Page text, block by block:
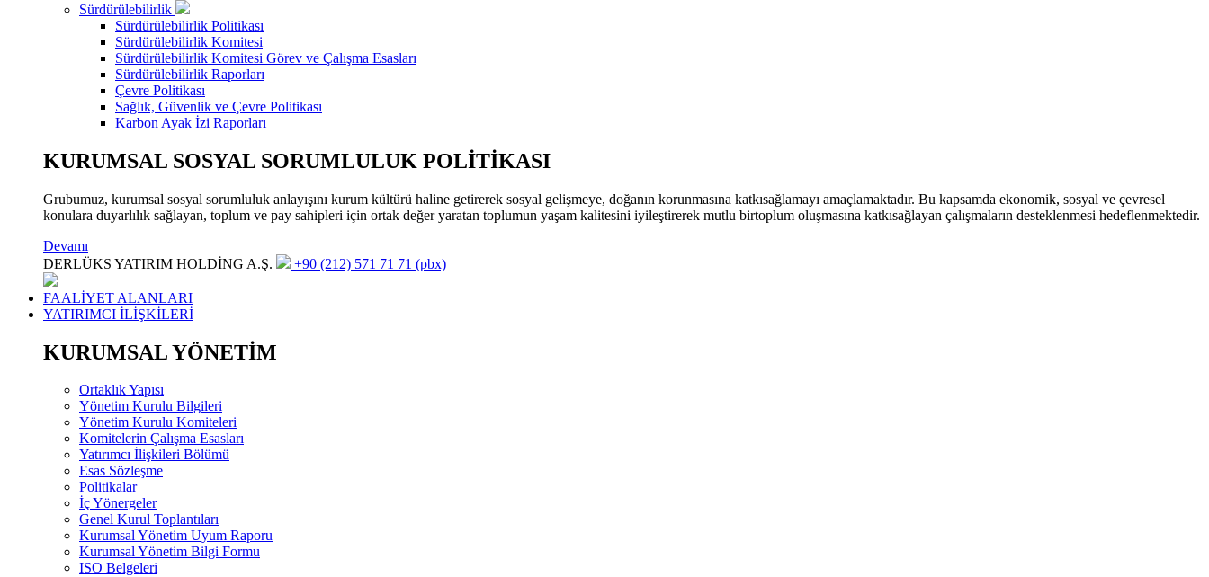
Sürdürülebilirlik
Sürdürülebilirlik Politikası
Sürdürülebilirlik Komitesi
Sürdürülebilirlik Komitesi Görev ve Çalışma Esasları
Sürdürülebilirlik Raporları
Çevre Politikası
Sağlık, Güvenlik ve Çevre Politikası
Karbon Ayak İzi Raporları
KURUMSAL SOSYAL SORUMLULUK POLİTİKASI
Grubumuz, kurumsal sosyal sorumluluk anlayışını kurum kültürü haline getirerek sosyal gelişmeye, doğanın korunmasına katkısağlamayı amaçlamaktadır. Bu kapsamda ekonomik, sosyal ve çevresel
konulara duyarlılık sağlayan, toplum ve pay sahipleri için ortak değer yaratan toplumun yaşam kalitesini iyileştirerek mutlu birtoplum oluşmasına katkısağlayan çalışmaların desteklenmesi hedeflenmektedir.
Devamı
DERLÜKS YATIRIM HOLDİNG A.Ş.
+90 (212) 571 71 71 (pbx)
FAALİYET ALANLARI
YATIRIMCI İLİŞKİLERİ
KURUMSAL YÖNETİM
Ortaklık Yapısı
Yönetim Kurulu Bilgileri
Yönetim Kurulu Komiteleri
Komitelerin Çalışma Esasları
Yatırımcı İlişkileri Bölümü
Esas Sözleşme
Politikalar
İç Yönergeler
Genel Kurul Toplantıları
Kurumsal Yönetim Uyum Raporu
Kurumsal Yönetim Bilgi Formu
ISO Belgeleri